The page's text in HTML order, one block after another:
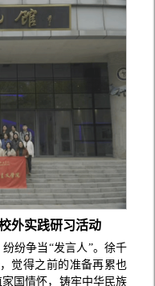
外实践研习活动
纷争当“发言人”。徐千
觉得之前的准备再累也
国情怀，铸牢中华民族